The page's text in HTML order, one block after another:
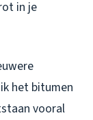
in je
het bitumen
vooral